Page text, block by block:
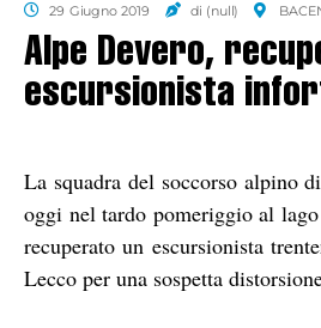
29 Giugno 2019 di (null)
Alpe Devero,
escursionista
La squadra del soccorso alpino
oggi nel tardo pomeriggio al
recuperato un escursionista
Lecco per una sospetta